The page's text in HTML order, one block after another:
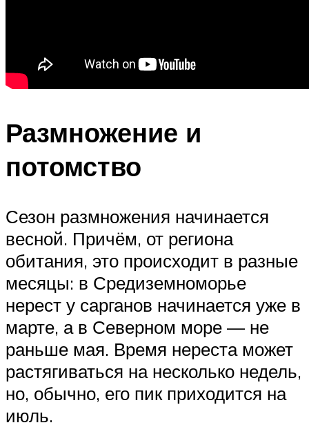
Размножение и
потомство
Сезон размножения начинается
весной. Причём, от региона
обитания, это происходит в разные
месяцы: в Средиземноморье
нерест у сарганов начинается уже в
марте, а в Северном море — не
раньше мая. Время нереста может
растягиваться на несколько недель,
но, обычно, его пик приходится на
июль.